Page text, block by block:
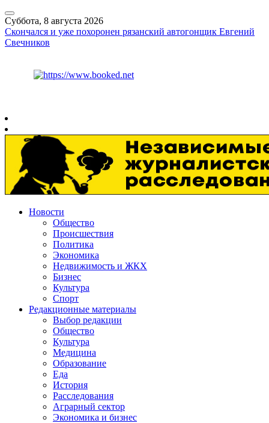
Суббота, 8 августа 2026
Скончался и уже похоронен рязанский автогонщик Евгений
Свечников
Новости
Общество
Происшествия
Политика
Экономика
Недвижимость и ЖКХ
Бизнес
Культура
Спорт
Редакционные материалы
Выбор редакции
Общество
Культура
Медицина
Образование
Еда
История
Расследования
Аграрный сектор
Экономика и бизнес